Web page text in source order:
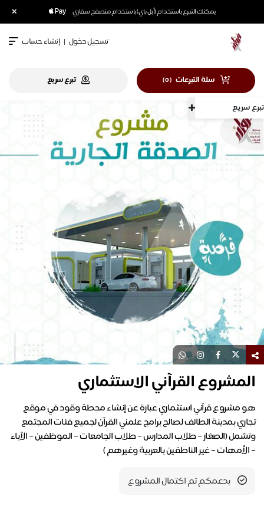
يمكنك التبرع باستخدام (أبل باي) باستخدام متصفح سفاري ×
تبرع سريع
تسجيل دخول | إنشاء حساب
سلة التبرعات (
0
) تبرع سريع
المشروع القرآني الاستثماري
هو مشروع قرآني استثماري عبارة عن إنشاء محطة وقود في موقع
تجاري بمدينة الطائف لصالح برامج علمني القرآن لجميع فئات المجتمع
وتشمل (الصغار – طلاب المدارس – طلاب الجامعات – الموظفين – الآباء
– الأمهات – غير الناطقين بالعربية وغيرهم )
بدعمكم تم اكتمال المشروع